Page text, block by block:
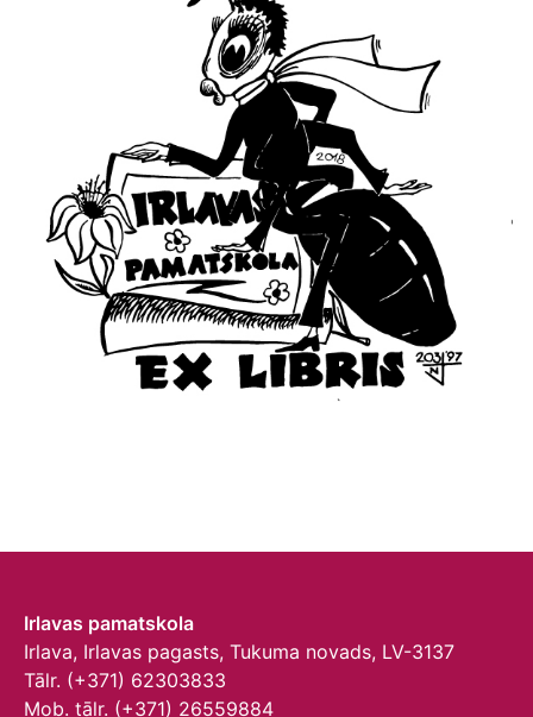
Irlavas pamatskola
Irlava, Irlavas pagasts, Tukuma novads, LV-3137
Tālr. (+371) 62303833
Mob. tālr. (+371) 26559884